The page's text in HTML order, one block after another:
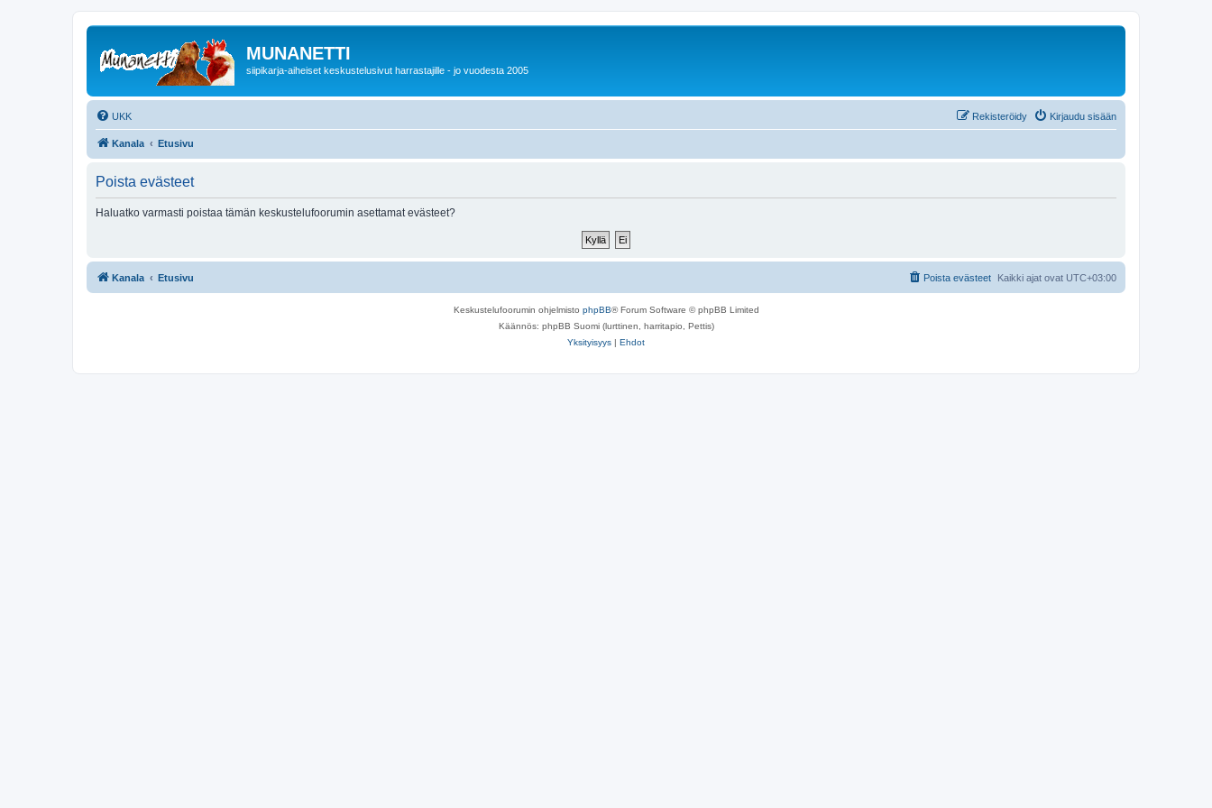
MUNANETTI
siipikarja-aiheiset keskustelusivut harrastajille - jo vuodesta 2005
UKK Kirjaudu sisään
Rekisteröidy
Kanala Etusivu
Poista evästeet
Haluatko varmasti poistaa tämän keskustelufoorumin asettamat evästeet?
Kanala Etusivu Kaikki ajat ovat UTC+03:00
Poista evästeet
Keskustelufoorumin ohjelmisto phpBB® Forum Software © phpBB Limited
Käännös: phpBB Suomi (lurttinen, harritapio, Pettis)
Yksityisyys | Ehdot